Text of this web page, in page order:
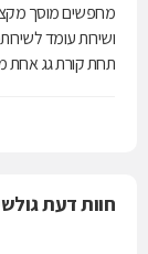
מחפשים מוסך
תחת קורת גג אחת
המהיר והיעיל
קטנועים, רייזרים
משירות מהיר,
חוות דעת